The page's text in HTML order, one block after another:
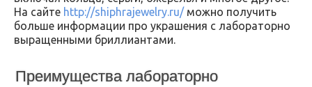
На сайте http://shiphrajewelry.ru/можно получить
больше информации про украшения с лабораторно
выращенными бриллиантами.
Преимущества лабораторно